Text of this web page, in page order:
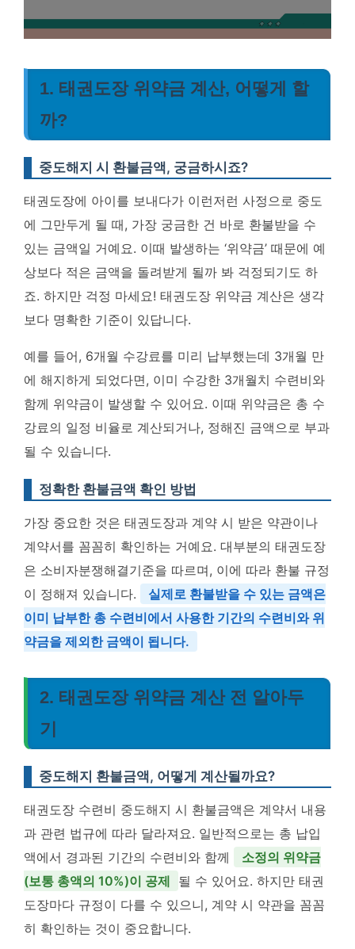
1. 태권도장 위약금 계산, 어떻게 할
까?
중도해지 시 환불금액, 궁금하시죠?
태권도장에 아이를 보내다가 이런저런 사정으로 중도
에 그만두게 될 때, 가장 궁금한 건 바로 환불받을 수
있는 금액일 거예요. 이때 발생하는 ‘위약금’ 때문에 예
상보다 적은 금액을 돌려받게 될까 봐 걱정되기도 하
죠. 하지만 걱정 마세요! 태권도장 위약금 계산은 생각
보다 명확한 기준이 있답니다.
예를 들어, 6개월 수강료를 미리 납부했는데 3개월 만
에 해지하게 되었다면, 이미 수강한 3개월치 수련비와
함께 위약금이 발생할 수 있어요. 이때 위약금은 총 수
강료의 일정 비율로 계산되거나, 정해진 금액으로 부과
될 수 있습니다.
정확한 환불금액 확인 방법
가장 중요한 것은 태권도장과 계약 시 받은 약관이나
계약서를 꼼꼼히 확인하는 거예요. 대부분의 태권도장
은 소비자분쟁해결기준을 따르며, 이에 따라 환불 규정
이 정해져 있습니다.
실제로 환불받을 수 있는 금액은
이미 납부한 총 수련비에서 사용한 기간의 수련비와 위
약금을 제외한 금액이 됩니다.
2. 태권도장 위약금 계산 전 알아두
기
중도해지 환불금액, 어떻게 계산될까요?
태권도장 수련비 중도해지 시 환불금액은 계약서 내용
과 관련 법규에 따라 달라져요. 일반적으로는 총 납입
액에서 경과된 기간의 수련비와 함께
소정의 위약금
(보통 총액의 10%)이 공제
될 수 있어요. 하지만 태권
도장마다 규정이 다를 수 있으니, 계약 시 약관을 꼼꼼
히 확인하는 것이 중요합니다.